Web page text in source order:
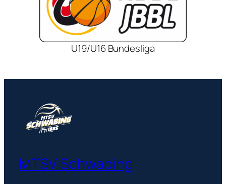
U19/U16 Bundesliga
MTSV Schwabing